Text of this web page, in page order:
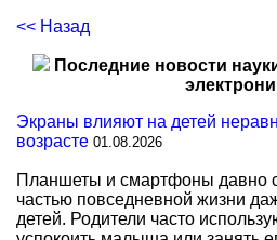
<< Назад
Последние новости
Экраны влияют на детей
возрасте 01.08.2026
Планшеты и смартфоны давно
частью повседневной жизни
детей. Родители часто